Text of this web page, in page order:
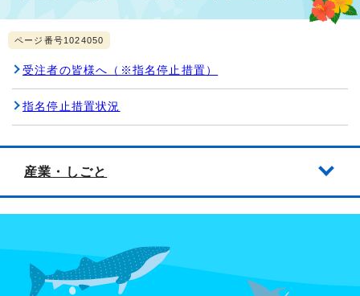
ページ番号1024050
受注者の皆様へ（※指名停止措置）
指名停止措置状況
産業・しごと